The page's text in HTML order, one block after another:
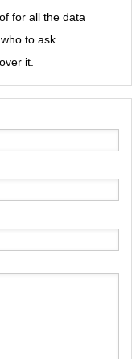
for all the data
to ask.
it.